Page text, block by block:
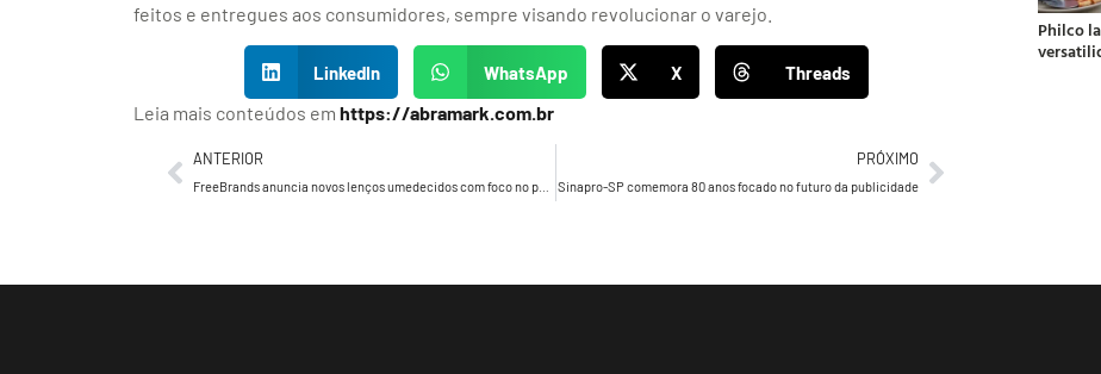
feitos e entregues aos consumidores, sempre visando revolucionar o varejo.
LinkedIn WhatsApp X Threads
Leia mais conteúdos em https://abramark.com.br
ANTERIOR PRÓXIMO
Sinapro-SP comemora 80 anos focado no futuro da publicidade
Philco